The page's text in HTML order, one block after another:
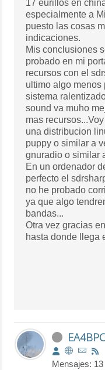
17 eurillos en
especialmente a
puesto las cosas
indicaciones.
Mis conclusiones
probado en mi
recursos con el
ultimo algo menos
sistema
sound va muho
mas
una distribucion
puppy o similar a
gnuradio o similar
En un ordenador
perfecto el
no he probado
ya que algo
bandas...
Otra vez gracias
hasta donde llega
Mensajes: 13